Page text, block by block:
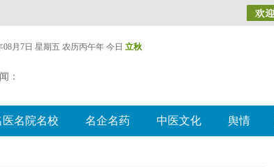
08月7日 星期五 农历丙午年 今日 立秋
：
医名院名校 名企名药 中医文化 舆情